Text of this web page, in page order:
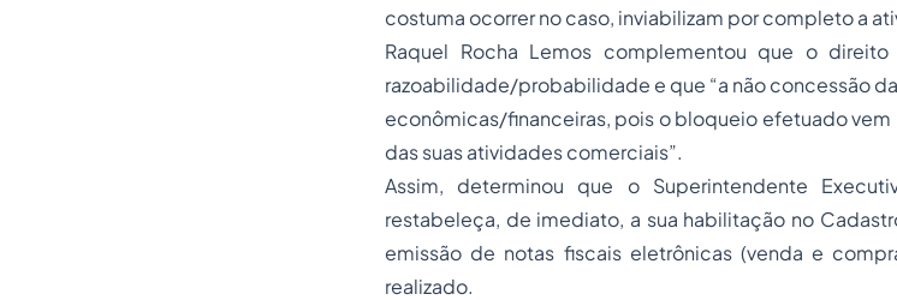
costuma ocorrer no caso, inviabilizam por completo a
Raquel Rocha Lemos complementou que o
razoabilidade/probabilidade e que “a não concessão
econômicas/financeiras, pois o bloqueio efetuado
das suas atividades comerciais”.
Assim, determinou que o Superintendente
restabeleça, de imediato, a sua habilitação no
emissão de notas fiscais eletrônicas (venda e
realizado.